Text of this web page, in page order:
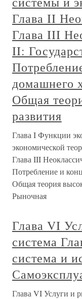
Глава II
Глава III
II:
домашнего
Общая
развития
Глава I Функции
экономической
Глава III
Потребление и
Общая теория
Рыночная
Глава VI
система
система и
Глава VI Услуги и